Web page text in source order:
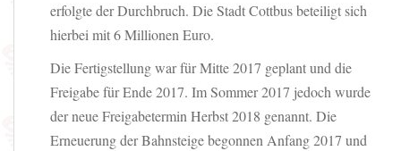
erfolgte der Durchbruch. Die Stadt Cottbus beteiligt sich
hierbei mit 6 Millionen Euro.
Die Fertigstellung war für Mitte 2017 geplant und die
Freigabe für Ende 2017. Im Sommer 2017 jedoch wurde
der neue Freigabetermin Herbst 2018 genannt. Die
Erneuerung der Bahnsteige begonnen Anfang 2017 und